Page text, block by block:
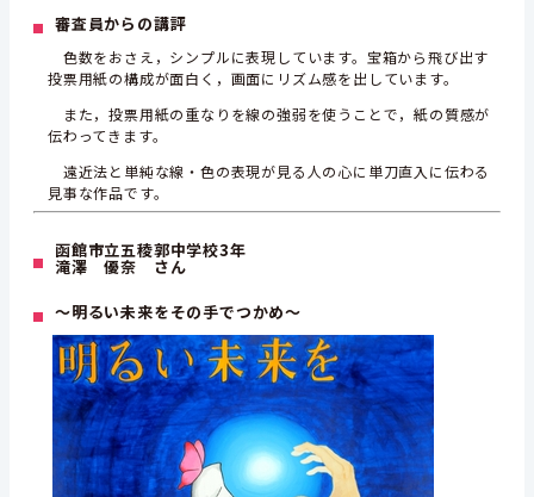
審査員からの講評
色数をおさえ，シンプルに表現しています。宝箱から飛び出す
投票用紙の構成が面白く，画面にリズム感を出しています。
また，投票用紙の重なりを線の強弱を使うことで，紙の質感が
伝わってきます。
遠近法と単純な線・色の表現が見る人の心に単刀直入に伝わる
見事な作品です。
函館市立五稜郭中学校3年
滝澤 優奈 さん
～明るい未来をその手でつかめ～